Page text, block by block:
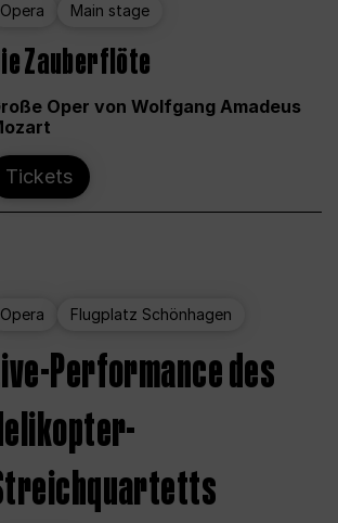
Opera Main stage
Zauberflöte
Oper von Wolfgang Amadeus
Tickets
Opera Flugplatz Schönhagen
Performance des